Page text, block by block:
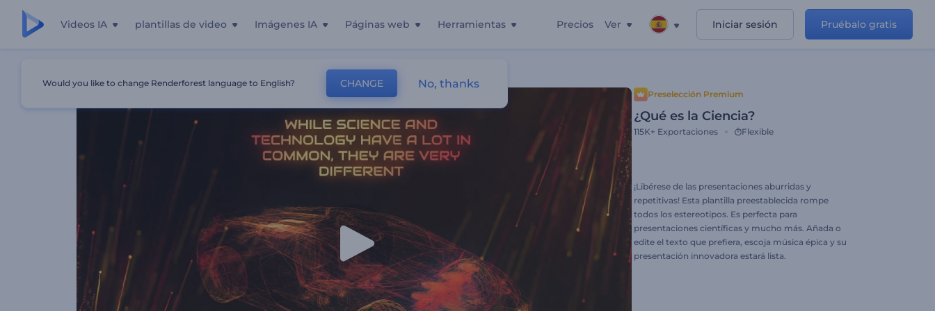
Videos IA plantillas de video Imágenes IA Páginas web Herramientas Precios Ver Iniciar sesión Pruébalo gratis
Preselección Premium
¿Qué es la Ciencia?
115K+ Exportaciones Flexible
¡Libérese de las presentaciones aburridas y
repetitivas! Esta plantilla preestablecida rompe
todos los estereotipos. Es perfecta para
presentaciones científicas y mucho más. Añada o
edite el texto que prefiera, escoja música épica y su
presentación innovadora estará lista.
Would you like to change Renderforest language to English? CHANGE No, thanks